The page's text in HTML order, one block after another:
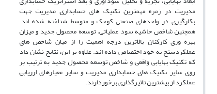
مدیریت در زمره مهمترین تکنیک های حسابداری مدیریت جهت
بکارگیری در واحدهای صنعتی کوچک و متوسط شناخته شده اند.
همچنین شاخص حاشیه سود عملیاتی، توسعه محصول جدید و میزان
بهره وری کارکنان بالاترین درجه اهمیت را از میان شاخص های
عملکردسنج به خود اختصاص داده اند. علاوه بر این، نتایج نشان داد
که تکنیک بهایابی واقعی و شاخص توسعه محصول جدید به ترتیب بر
روی سایر تکنیک های حسابداری مدیریت و سایر معیارهای ارزیابی
عملکرد از بیشترین تاثیرگذاری برخوردارند.